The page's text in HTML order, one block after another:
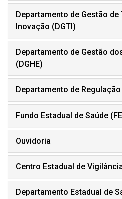
Departamento de Gestão
Inovação (DGTI)
Departamento de Gestão
(DGHE)
Departamento de Regulação
Fundo Estadual de Saúde
Ouvidoria
Centro Estadual de
Departamento Estadual de